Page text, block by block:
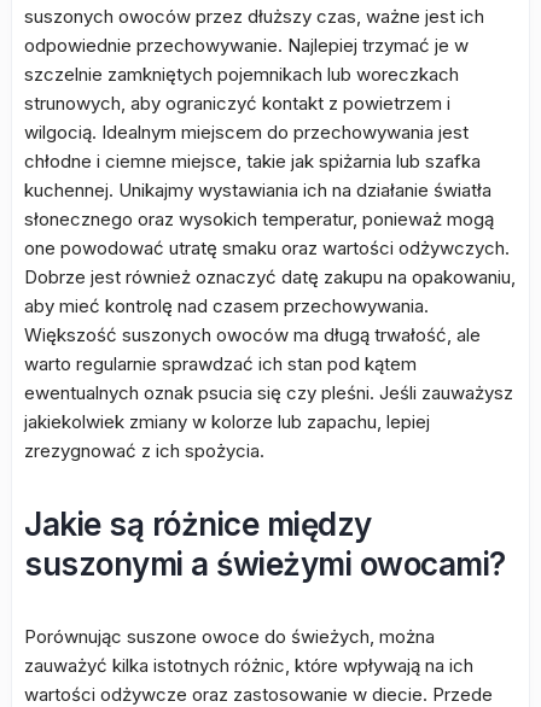
suszonych owoców przez dłuższy czas, ważne jest ich
odpowiednie przechowywanie. Najlepiej trzymać je w
szczelnie zamkniętych pojemnikach lub woreczkach
strunowych, aby ograniczyć kontakt z powietrzem i
wilgocią. Idealnym miejscem do przechowywania jest
chłodne i ciemne miejsce, takie jak spiżarnia lub szafka
kuchennej. Unikajmy wystawiania ich na działanie światła
słonecznego oraz wysokich temperatur, ponieważ mogą
one powodować utratę smaku oraz wartości odżywczych.
Dobrze jest również oznaczyć datę zakupu na opakowaniu,
aby mieć kontrolę nad czasem przechowywania.
Większość suszonych owoców ma długą trwałość, ale
warto regularnie sprawdzać ich stan pod kątem
ewentualnych oznak psucia się czy pleśni. Jeśli zauważysz
jakiekolwiek zmiany w kolorze lub zapachu, lepiej
zrezygnować z ich spożycia.
Jakie są różnice między
suszonymi a świeżymi owocami?
Porównując suszone owoce do świeżych, można
zauważyć kilka istotnych różnic, które wpływają na ich
wartości odżywcze oraz zastosowanie w diecie. Przede